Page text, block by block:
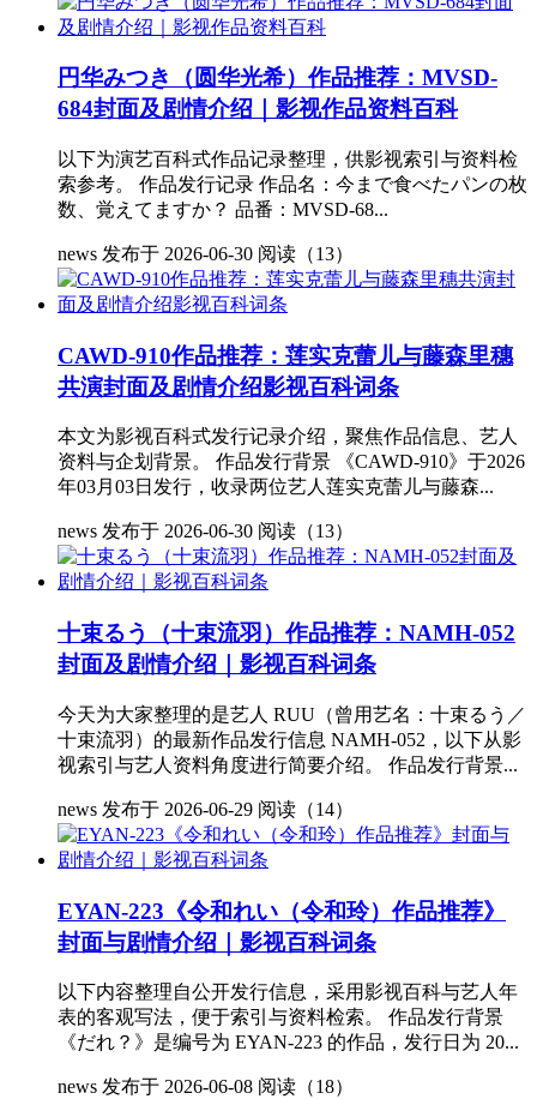
円华みつき（圆华光希）作品推荐：MVSD-
684封面及剧情介绍｜影视作品资料百科
以下为演艺百科式作品记录整理，供影视索引与资料检
索参考。 作品发行记录 作品名：今まで食べたパンの枚
数、覚えてますか？ 品番：MVSD-68...
news 发布于 2026-06-30 阅读（13）
CAWD-910作品推荐：莲实克蕾儿与藤森里穗
共演封面及剧情介绍影视百科词条
本文为影视百科式发行记录介绍，聚焦作品信息、艺人
资料与企划背景。 作品发行背景 《CAWD-910》于2026
年03月03日发行，收录两位艺人莲实克蕾儿与藤森...
news 发布于 2026-06-30 阅读（13）
十束るう（十束流羽）作品推荐：NAMH-052
封面及剧情介绍｜影视百科词条
今天为大家整理的是艺人 RUU（曾用艺名：十束るう／
十束流羽）的最新作品发行信息 NAMH-052，以下从影
视索引与艺人资料角度进行简要介绍。 作品发行背景...
news 发布于 2026-06-29 阅读（14）
EYAN-223《令和れい（令和玲）作品推荐》
封面与剧情介绍｜影视百科词条
以下内容整理自公开发行信息，采用影视百科与艺人年
表的客观写法，便于索引与资料检索。 作品发行背景
《だれ？》是编号为 EYAN-223 的作品，发行日为 20...
news 发布于 2026-06-08 阅读（18）